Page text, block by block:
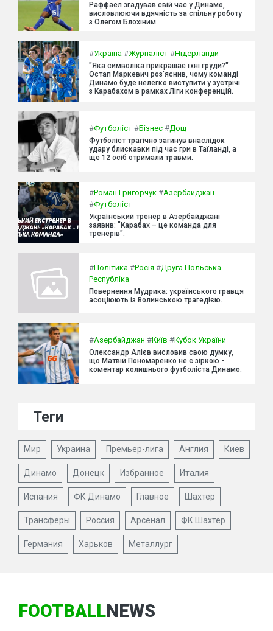
Раффаел згадував свій час у Динамо,
висловлюючи вдячність за спільну роботу
з Олегом Блохіним.
#Україна #Журналіст #Нідерланди
"Яка символіка прикрашає їхні груди?"
Остап Маркевич роз'яснив, чому команді
Динамо буде нелегко виступити у зустрічі
з Карабахом в рамках Ліги конференцій.
#Футболіст #Бізнес #Дощ
Футболіст трагічно загинув внаслідок
удару блискавки під час гри в Таїланді, а
ще 12 осіб отримали травми.
#Роман Григорчук #Азербайджан
#Футболіст
Український тренер в Азербайджані
заявив: "Карабах – це команда для
тренерів".
#Політика #Росія #Друга Польська
Республіка
Повернення Мудрика: українського гравця
асоціюють із Волинською трагедією.
#Азербайджан #Київ #Кубок України
Олександр Алієв висловив свою думку,
що Матвій Пономаренко не є зіркою -
коментар колишнього футболіста Динамо.
Теги
Мир Украина Премьер-лига Англия Киев
Динамо Донецк Избранное Италия
Испания ФК Динамо Главное Шахтер
Трансферы Россия Арсенал ФК Шахтер
Германия Харьков Металлург
FOOTBALLNEWS